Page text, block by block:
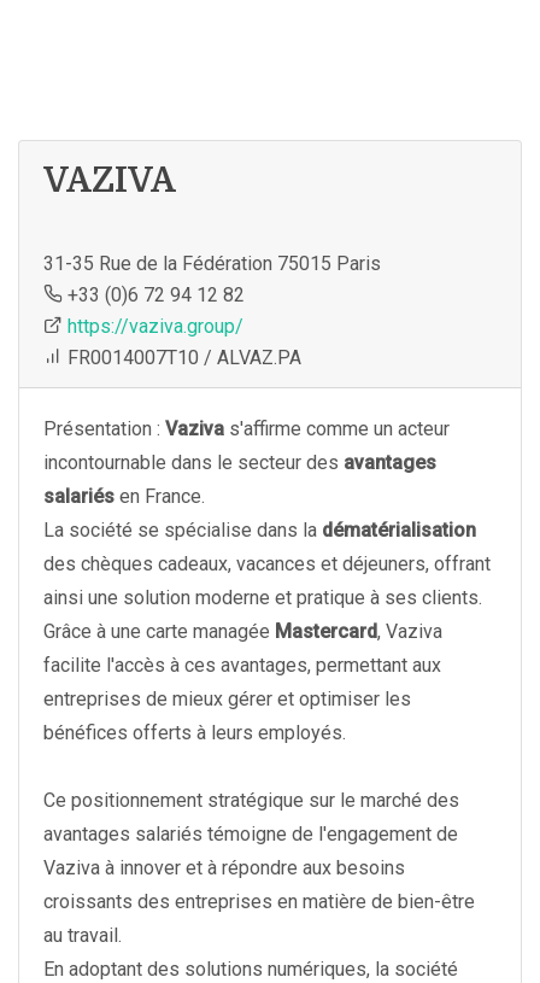
VAZIVA
31-35 Rue de la Fédération 75015 Paris
+33 (0)6 72 94 12 82
https://vaziva.group/
FR0014007T10 / ALVAZ.PA
Présentation : Vaziva s'affirme comme un acteur
incontournable dans le secteur des avantages
salariés en France.
La société se spécialise dans la dématérialisation
des chèques cadeaux, vacances et déjeuners, offrant
ainsi une solution moderne et pratique à ses clients.
Grâce à une carte managée Mastercard, Vaziva
facilite l'accès à ces avantages, permettant aux
entreprises de mieux gérer et optimiser les
bénéfices offerts à leurs employés.
Ce positionnement stratégique sur le marché des
avantages salariés témoigne de l'engagement de
Vaziva à innover et à répondre aux besoins
croissants des entreprises en matière de bien-être
au travail.
En adoptant des solutions numériques, la société